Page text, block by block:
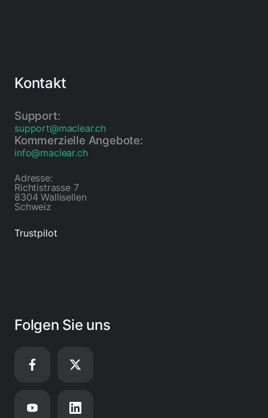
Kontakt
Support:
support@maclear.ch
Kommerzielle Angebote:
info@maclear.ch
Adresse:
Richtistrasse 7
8304 Wallisellen
Schweiz
Trustpilot
Folgen Sie uns